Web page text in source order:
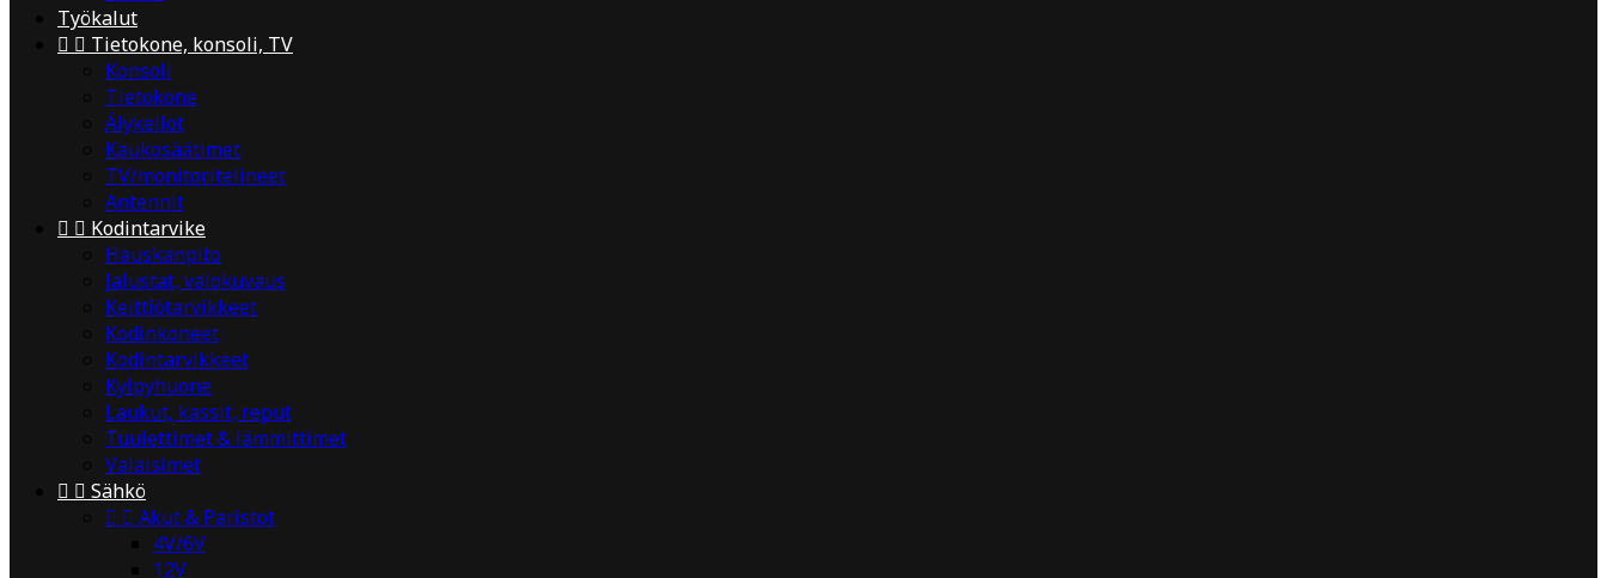
Työkalut
  Tietokone, konsoli, TV
Konsoli
Tietokone
Älykellot
Kaukosäätimet
TV/monitoritelineet
Antennit
  Kodintarvike
Hauskanpito
Jalustat, valokuvaus
Keittiötarvikkeet
Kodinkoneet
Kodintarvikkeet
Kylpyhuone
Laukut, kassit, reput
Tuulettimet & lämmittimet
Valaisimet
  Sähkö
  Akut & Paristot
4V/6V
12V